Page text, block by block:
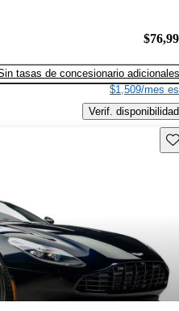
tasas de concesionario adicionales
$1,509/mes
Verif. disponibilidad